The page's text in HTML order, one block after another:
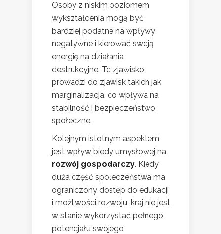
Osoby z niskim poziomem
wykształcenia mogą być
bardziej podatne na wpływy
negatywne i kierować swoją
energię na działania
destrukcyjne. To zjawisko
prowadzi do zjawisk takich jak
marginalizacja, co wpływa na
stabilność i bezpieczeństwo
społeczne.
Kolejnym istotnym aspektem
jest wpływ biedy umysłowej na
rozwój gospodarczy. Kiedy
duża część społeczeństwa ma
ograniczony dostęp do edukacji
i możliwości rozwoju, kraj nie jest
w stanie wykorzystać pełnego
potencjału swojego